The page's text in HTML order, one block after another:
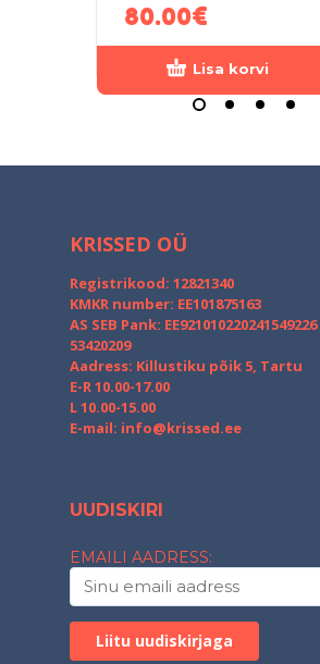
80.00€
Lisa korvi
KRISSED OÜ
Registrikood: 12821340
KMKR number: EE101875163
AS SEB Pank: EE921010220241549226
53420209
Aadress: Killustiku põik 5, Tartu
E-R 10.00-17.00
L 10.00-15.00
E-mail: info@krissed.ee
UUDISKIRI
EMAILI AADRESS: